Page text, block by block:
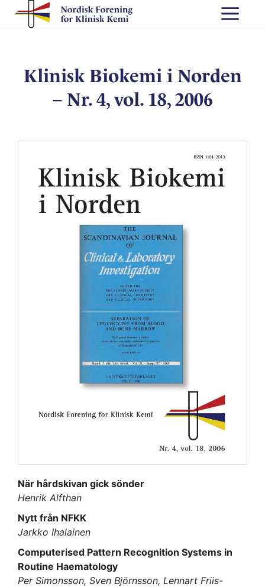
Klinisk Biokemi i Norden
– Nr. 4, vol. 18, 2006
När hårdskivan gick sönder
Henrik Alfthan
Nytt från NFKK
Jarkko Ihalainen
Computerised Pattern Recognition Systems in
Routine Haematology
Per Simonsson, Sven Björnsson, Lennart Friis-